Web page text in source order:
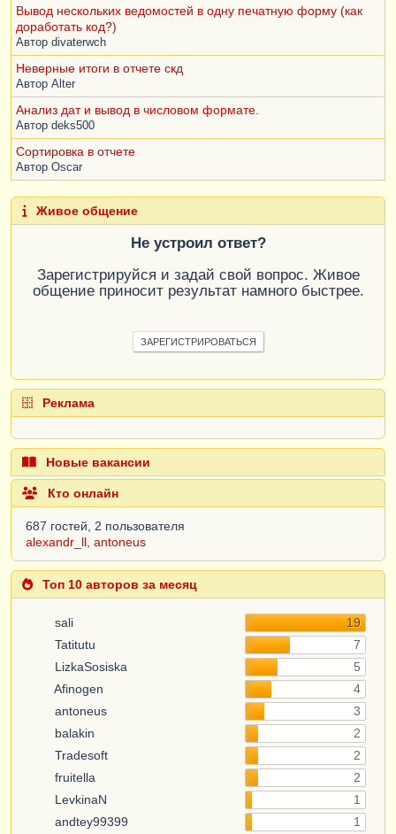
Вывод нескольких ведомостей в одну печатную форму (как
доработать код?)
Автор divaterwch
Неверные итоги в отчете скд
Автор Alter
Анализ дат и вывод в числовом формате.
Автор deks500
Сортировка в отчете
Автор Oscar
Живое общение
Не устроил ответ?
Зарегистрируйся и задай свой вопрос. Живое
общение приносит результат намного быстрее.
ЗАРЕГИСТРИРОВАТЬСЯ
Реклама
Новые вакансии
Кто онлайн
687 гостей, 2 пользователя
alexandr_ll, antoneus
Топ 10 авторов за месяц
sali
19
Tatitutu
7
LizkaSosiska
5
Afinogen
4
antoneus
3
balakin
2
Tradesoft
2
fruitella
2
LevkinaN
1
andtey99399
1